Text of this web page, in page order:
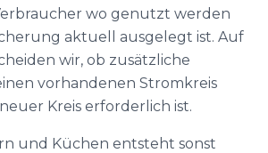
wo genutzt werden
aktuell ausgelegt ist. Auf
wir, ob zusätzliche
vorhandenen Stromkreis
Kreis erforderlich ist.
und Küchen entsteht sonst